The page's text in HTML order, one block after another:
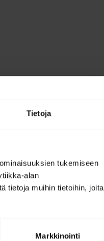
Tietoja
tukemiseen
alan
tietoja muihin tietoihin, joita
Markkinointi